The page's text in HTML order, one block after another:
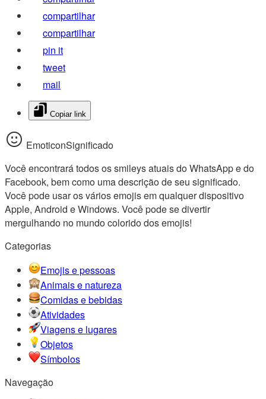
compartilhar
compartilhar
pin it
tweet
mail
Copiar link
EmoticonSignificado
Você encontrará todos os smileys atuais do WhatsApp e do
Facebook, bem como uma descrição de seu significado.
Você pode usar os vários emojis em qualquer dispositivo
Apple, Android e Windows. Você pode se divertir
mergulhando no mundo colorido dos emojis!
Categorias
Emojis e pessoas
Animais e natureza
Comidas e bebidas
Atividades
Viagens e lugares
Objetos
Símbolos
Navegação